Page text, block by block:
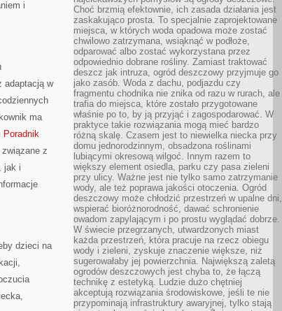
i
adaptacją w
ma
Poradnik
z
jak i
dzieci na
Choć brzmią efektownie, ich zasada działania jest
zaskakująco prosta. To specjalnie zaprojektowane
miejsca, w których woda opadowa może zostać
chwilowo zatrzymana, wsiąknąć w podłoże,
odparować albo zostać wykorzystana przez
odpowiednio dobrane rośliny. Zamiast traktować
deszcz jak intruza, ogród deszczowy przyjmuje go
jako zasób. Woda z dachu, podjazdu czy
fragmentu chodnika nie znika od razu w rurach, ale
trafia do miejsca, które zostało przygotowane
właśnie po to, by ją przyjąć i zagospodarować. W
praktyce takie rozwiązania mogą mieć bardzo
różną skalę. Czasem jest to niewielka niecka przy
domu jednorodzinnym, obsadzona roślinami
lubiącymi okresową wilgoć. Innym razem to
większy element osiedla, parku czy pasa zieleni
przy ulicy. Ważne jest nie tylko samo zatrzymanie
wody, ale też poprawa jakości otoczenia. Ogród
deszczowy może chłodzić przestrzeń w upalne dni,
wspierać bioróżnorodność, dawać schronienie
owadom zapylającym i po prostu wyglądać dobrze.
W świecie przegrzanych, utwardzonych miast
każda przestrzeń, która pracuje na rzecz obiegu
wody i zieleni, zyskuje znaczenie większe, niż
sugerowałaby jej powierzchnia. Największą zaletą
ogrodów deszczowych jest chyba to, że łączą
technikę z estetyką. Ludzie dużo chętniej
akceptują rozwiązania środowiskowe, jeśli te nie
przypominają infrastruktury awaryjnej, tylko stają